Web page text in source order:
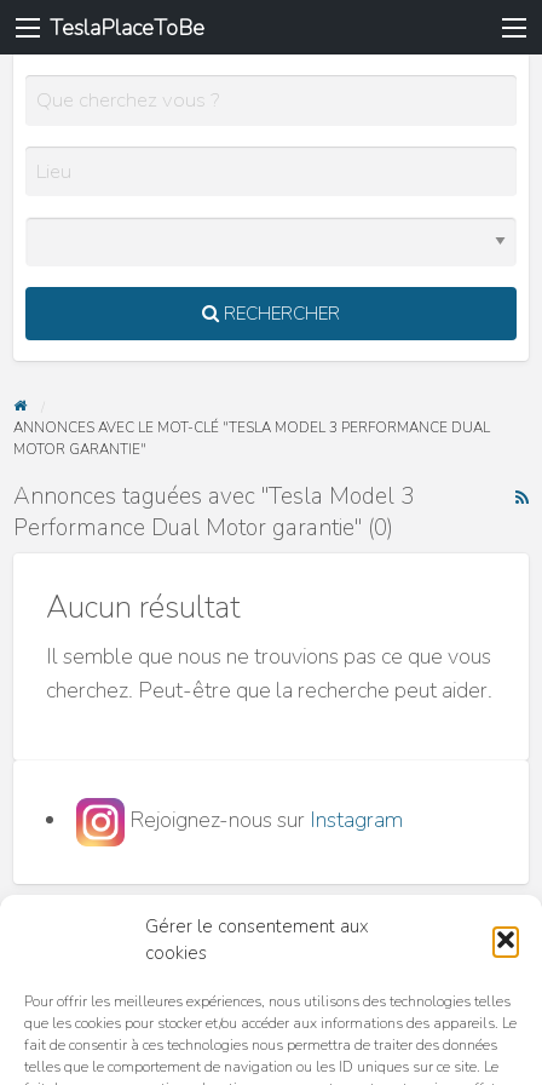
Gérer le consentement aux
cookies
Pour offrir les meilleures expériences, nous utilisons des technologies telles
que les cookies pour stocker et/ou accéder aux informations des appareils. Le
fait de consentir à ces technologies nous permettra de traiter des données
telles que le comportement de navigation ou les ID uniques sur ce site. Le
TeslaPlaceToBe
RECHERCHER
ANNONCES AVEC LE MOT-CLÉ "TESLA MODEL 3 PERFORMANCE DUAL
MOTOR GARANTIE"
3
Annonces taguées avec "Tesla Model 3
Performance Dual Motor garantie" (0)
Aucun résultat
Il semble que nous ne trouvions pas ce que vous
cherchez. Peut-être que la recherche peut aider.
Rejoignez-nous sur Instagram
Accueil C.G.U. / C.G.V Politique de confidentialité